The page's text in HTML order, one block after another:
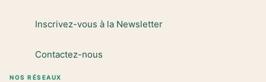
Inscrivez-vous à la Newsletter
Contactez-nous
NOS RÉSEAUX